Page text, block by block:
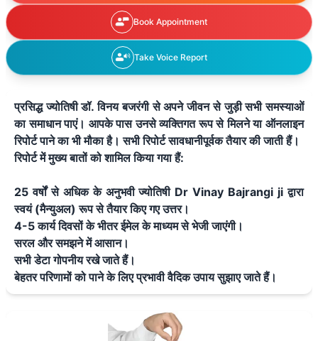
Book Appointment
Take Voice Report
प्रसिद्ध ज्योतिषी डॉ. विनय बजरंगी से अपने जीवन से जुड़ी सभी समस्याओं
का समाधान पाएं। आपके पास उनसे व्यक्तिगत रूप से मिलने या ऑनलाइन
रिपोर्ट पाने का भी मौका है। सभी रिपोर्ट सावधानीपूर्वक तैयार की जाती हैं।
रिपोर्ट में मुख्य बातों को शामिल किया गया हैं:
25 वर्षों से अधिक के अनुभवी ज्योतिषी Dr Vinay Bajrangi ji द्वारा
स्वयं (मैन्युअल) रूप से तैयार किए गए उत्तर।
4-5 कार्य दिवसों के भीतर ईमेल के माध्यम से भेजी जाएंगी।
सरल और समझने में आसान।
सभी डेटा गोपनीय रखे जाते हैं।
बेहतर परिणामों को पाने के लिए प्रभावी वैदिक उपाय सुझाए जाते हैं।